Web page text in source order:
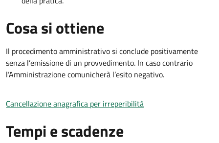
Cosa si ottiene
Il procedimento amministrativo si conclude positivamente
senza l’emissione di un provvedimento. In caso contrario
l’Amministrazione comunicherà l’esito negativo.
Cancellazione anagrafica per irreperibilità
Tempi e scadenze